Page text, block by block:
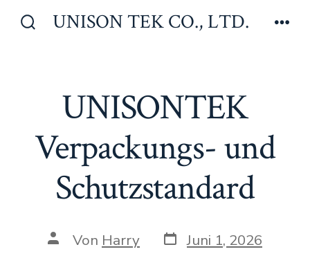
Inhalt
UNISON TEK CO., LTD.
UNISONTEK
Verpackungs- und
Schutzstandard
Beitragsautor
Von Harry
Juni 1, 2026